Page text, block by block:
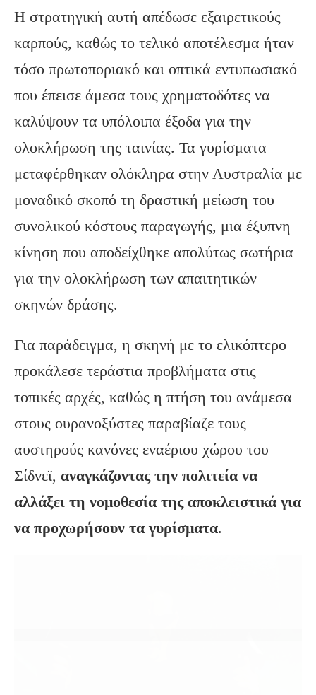
Η στρατηγική αυτή απέδωσε εξαιρετικούς
καρπούς, καθώς το τελικό αποτέλεσμα ήταν
τόσο πρωτοποριακό και οπτικά εντυπωσιακό
που έπεισε άμεσα τους χρηματοδότες να
καλύψουν τα υπόλοιπα έξοδα για την
ολοκλήρωση της ταινίας. Τα γυρίσματα
μεταφέρθηκαν ολόκληρα στην Αυστραλία με
μοναδικό σκοπό τη δραστική μείωση του
συνολικού κόστους παραγωγής, μια έξυπνη
κίνηση που αποδείχθηκε απολύτως σωτήρια
για την ολοκλήρωση των απαιτητικών
σκηνών δράσης.
Για παράδειγμα, η σκηνή με το ελικόπτερο
προκάλεσε τεράστια προβλήματα στις
τοπικές αρχές, καθώς η πτήση του ανάμεσα
στους ουρανοξύστες παραβίαζε τους
αυστηρούς κανόνες εναέριου χώρου του
Σίδνεϊ, αναγκάζοντας την πολιτεία να
αλλάξει τη νομοθεσία της αποκλειστικά για
να προχωρήσουν τα γυρίσματα.